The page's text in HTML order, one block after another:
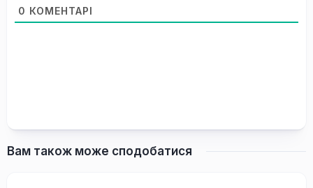
0 КОМЕНТАРІ
Вам також може сподобатися